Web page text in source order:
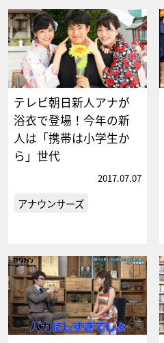
テレビ朝日新人アナが
浴衣で登場！今年の新
人は「携帯は小学生か
ら」世代
2017.07.07
アナウンサーズ